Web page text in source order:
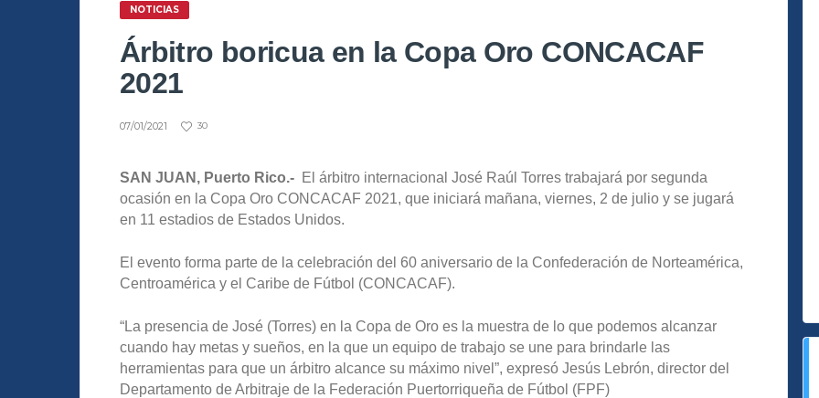
NOTICIAS
Árbitro boricua en la Copa Oro CONCACAF
2021
07/01/2021 30
SAN JUAN, Puerto Rico.- El árbitro internacional José Raúl Torres trabajará por segunda
ocasión en la Copa Oro CONCACAF 2021, que iniciará mañana, viernes, 2 de julio y se jugará
en 11 estadios de Estados Unidos.
El evento forma parte de la celebración del 60 aniversario de la Confederación de Norteamérica,
Centroamérica y el Caribe de Fútbol (CONCACAF).
“La presencia de José (Torres) en la Copa de Oro es la muestra de lo que podemos alcanzar
cuando hay metas y sueños, en la que un equipo de trabajo se une para brindarle las
herramientas para que un árbitro alcance su máximo nivel”, expresó Jesús Lebrón, director del
Departamento de Arbitraje de la Federación Puertorriqueña de Fútbol (FPF)